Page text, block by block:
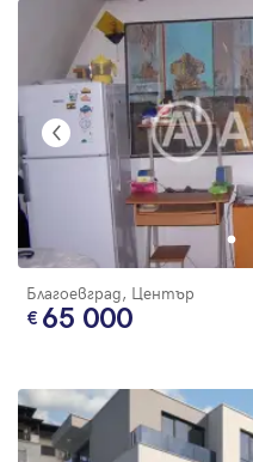
Благоевград, Център
65 000